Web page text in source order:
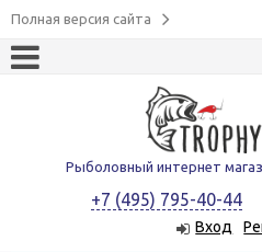
Полная версия сайта
Рыболовный интернет
+7 (495) 795-40-44
Вход